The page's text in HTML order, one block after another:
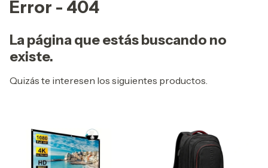
Error - 404
La página que estás buscando no
existe.
Quizás te interesen los siguientes productos.